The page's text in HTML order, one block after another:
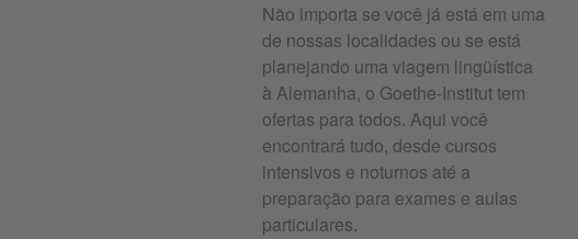
Não importa se você já está em uma
de nossas localidades ou se está
planejando uma viagem lingüística
à Alemanha, o Goethe-Institut tem
ofertas para todos. Aqui você
encontrará tudo, desde cursos
intensivos e noturnos até a
preparação para exames e aulas
particulares.